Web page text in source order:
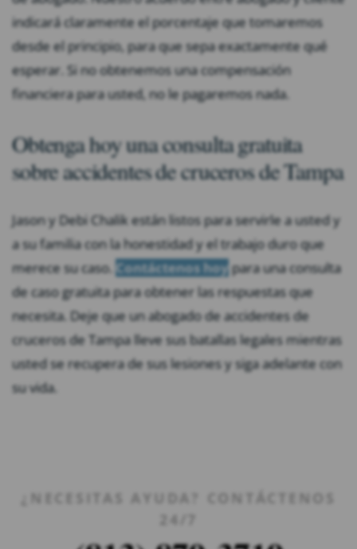
indicará claramente el porcentaje que tomaremos
desde el principio, para que sepa exactamente qué
esperar. Si no obtenemos una compensación
financiera para usted, no le pagaremos nada.
Obtenga hoy una consulta gratuita
sobre accidentes de cruceros de Tampa
Jason y Debi Chalik están listos para servirle a usted y
a su familia con la honestidad y el trabajo duro que
merece su caso. Contáctenos hoy para una consulta
de caso gratuita para obtener las respuestas que
necesita. Deje que un abogado de accidentes de
cruceros de Tampa lleve sus batallas legales mientras
usted se recupera de sus lesiones y siga adelante con
su vida.
¿NECESITAS AYUDA? CONTÁCTENOS
24/7